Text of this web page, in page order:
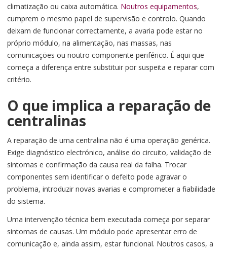
climatização ou caixa automática. Noutros equipamentos,
cumprem o mesmo papel de supervisão e controlo. Quando
deixam de funcionar correctamente, a avaria pode estar no
próprio módulo, na alimentação, nas massas, nas
comunicações ou noutro componente periférico. É aqui que
começa a diferença entre substituir por suspeita e reparar com
critério.
O que implica a reparação de
centralinas
A reparação de uma centralina não é uma operação genérica.
Exige diagnóstico electrónico, análise do circuito, validação de
sintomas e confirmação da causa real da falha. Trocar
componentes sem identificar o defeito pode agravar o
problema, introduzir novas avarias e comprometer a fiabilidade
do sistema.
Uma intervenção técnica bem executada começa por separar
sintomas de causas. Um módulo pode apresentar erro de
comunicação e, ainda assim, estar funcional. Noutros casos, a